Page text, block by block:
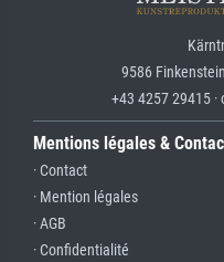
9586
+43 4257 29415
Mentions légales &
· Contact
· Mention légales
· AGB
· Confidentialité